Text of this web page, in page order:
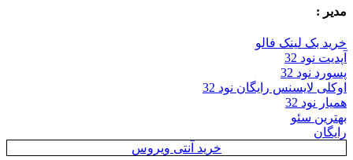
مدیر :
خرید بک لینک فالو
آپدیت نود 32
پسورد نود 32
اوکلی لایسنس رایگان نود 32
همیار نود 32
بهترین سئو
رایگان
خرید آنتی ویروس